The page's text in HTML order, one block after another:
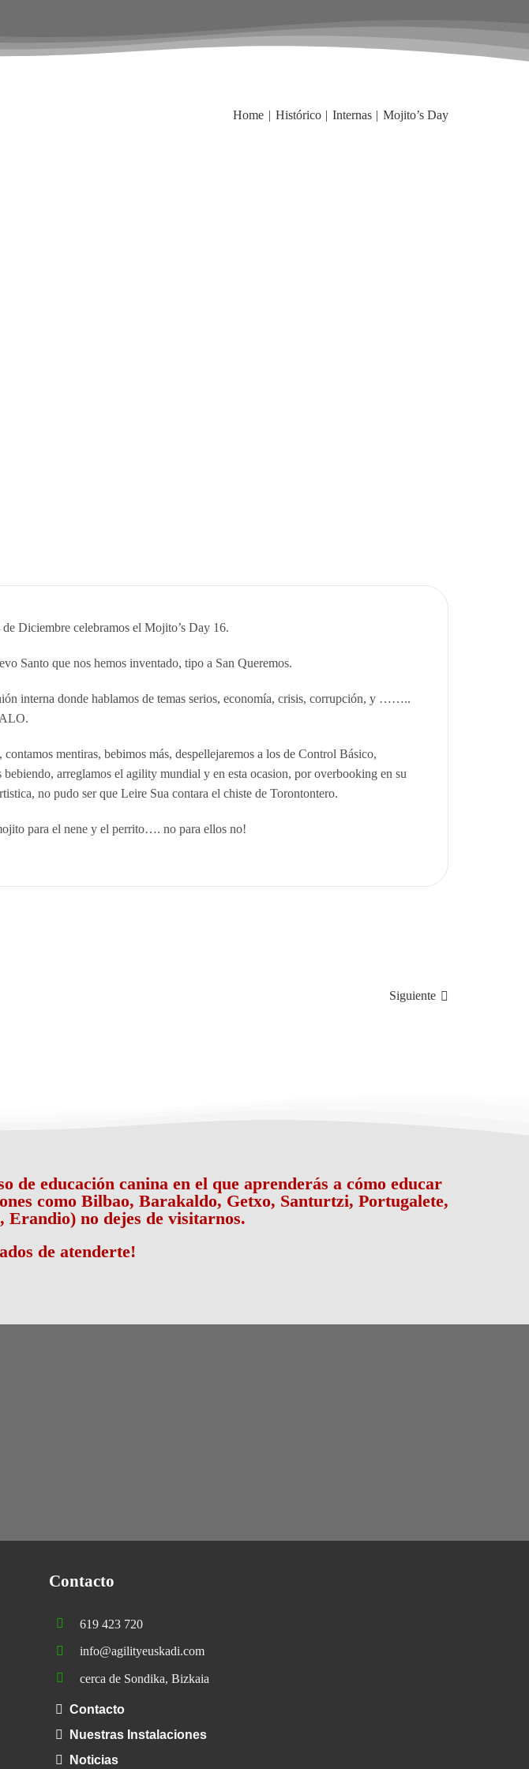
Home Histórico Internas Mojito’s Day
Diciembre celebramos el Mojito’s Day 16.
Santo que nos hemos inventado, tipo a San Queremos.
interna donde hablamos de temas serios, economía, crisis, corrupción, y ……..
contamos mentiras, bebimos más, despellejaremos a los de Control Básico,
bebiendo, arreglamos el agility mundial y en esta ocasion, por overbooking en su
no pudo ser que Leire Sua contara el chiste de Torontontero.
para el nene y el perrito…. no para ellos no!
Siguiente
de educación canina en el que aprenderás a cómo educar
como Bilbao, Barakaldo, Getxo, Santurtzi, Portugalete,
Erandio) no dejes de visitarnos.
de atenderte!
Contacto
619 423 720
info@agilityeuskadi.com
cerca de Sondika, Bizkaia
Contacto
Nuestras Instalaciones
Noticias